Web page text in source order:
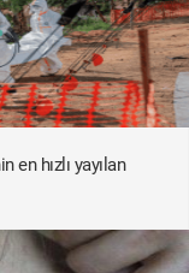
en hızlı yayılan